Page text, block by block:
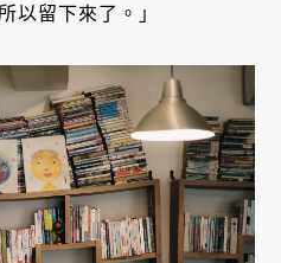
以留下來了。」